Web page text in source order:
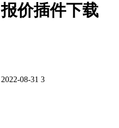
价插件下载
2022-08-31 3